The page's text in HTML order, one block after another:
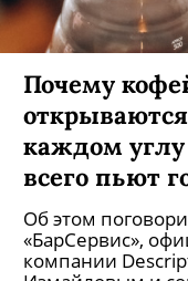
Почему
каждом
всего пьют
Об этом
«БарСервис»,
компании